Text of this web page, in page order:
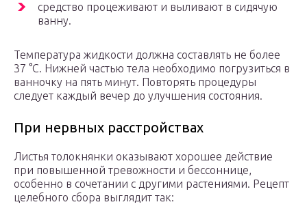
средство процеживают и выливают в сидячую
ванну.
Температура жидкости должна составлять не более
37 °С. Нижней частью тела необходимо погрузиться в
ванночку на пять минут. Повторять процедуры
следует каждый вечер до улучшения состояния.
При нервных расстройствах
Листья толокнянки оказывают хорошее действие
при повышенной тревожности и бессоннице,
особенно в сочетании с другими растениями. Рецепт
целебного сбора выглядит так: